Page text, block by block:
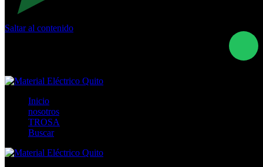
Saltar al contenido
Inicio
nosotros
TROSA
Buscar